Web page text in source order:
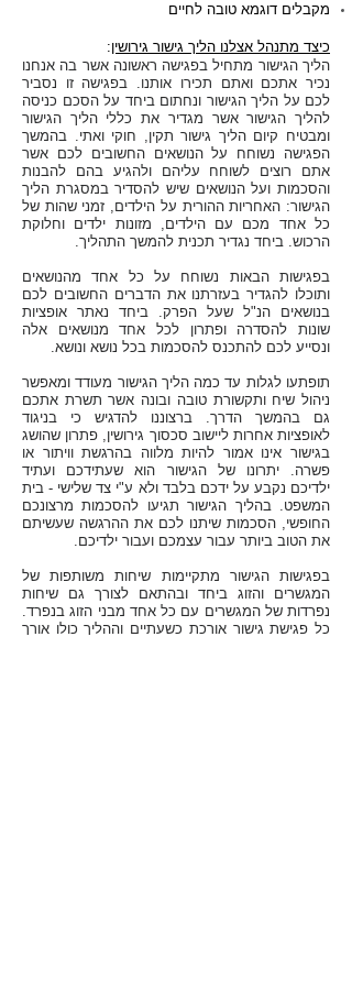
מקבלים דוגמא טובה לחיים
כיצד מתנהל אצלנו הליך גישור גירושין:
הליך הגישור מתחיל בפגישה ראשונה אשר בה אנחנו
נכיר אתכם ואתם תכירו אותנו. בפגישה זו נסביר
לכם על הליך הגישור ונחתום ביחד על הסכם כניסה
להליך הגישור אשר מגדיר את כללי הליך הגישור
ומבטיח קיום הליך גישור תקין, חוקי ואתי. בהמשך
הפגישה נשוחח על הנושאים החשובים לכם אשר
אתם רוצים לשוחח עליהם ולהגיע בהם להבנות
והסכמות ועל הנושאים שיש להסדיר במסגרת הליך
הגישור: האחריות ההורית על הילדים, זמני שהות של
כל אחד מכם עם הילדים, מזונות ילדים וחלוקת
הרכוש. ביחד נגדיר תכנית להמשך התהליך.
בפגישות הבאות נשוחח על כל אחד מהנושאים
ותוכלו להגדיר בעזרתנו את הדברים החשובים לכם
בנושאים הנ"ל שעל הפרק. ביחד נאתר אופציות
שונות להסדרה ופתרון לכל אחד מנושאים אלה
ונסייע לכם להתכנס להסכמות בכל נושא ונושא.
תופתעו לגלות עד כמה הליך הגישור מעודד ומאפשר
ניהול שיח ותקשורת טובה ובונה אשר תשרת אתכם
גם בהמשך הדרך. ברצוננו להדגיש כי בניגוד
לאופציות אחרות ליישוב סכסוך גירושין, פתרון שהושג
בגישור אינו אמור להיות מלווה בהרגשת וויתור או
פשרה. יתרונו של הגישור הוא שעתידכם ועתיד
ילדיכם נקבע על ידכם בלבד ולא ע"י צד שלישי - בית
המשפט. בהליך הגישור תגיעו להסכמות מרצונכם
החופשי, הסכמות שיתנו לכם את ההרגשה שעשיתם
את הטוב ביותר עבור עצמכם ועבור ילדיכם.
בפגישות הגישור מתקיימות שיחות משותפות של
המגשרים והזוג ביחד ובהתאם לצורך גם שיחות
נפרדות של המגשרים עם כל אחד מבני הזוג בנפרד.
כל פגישת גישור אורכת כשעתיים וההליך כולו אורך